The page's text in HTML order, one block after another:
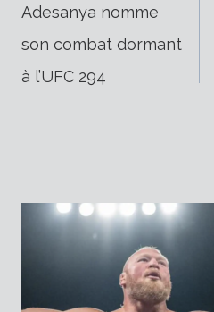
de
Adesanya nomme
son combat dormant
à l’UFC 294